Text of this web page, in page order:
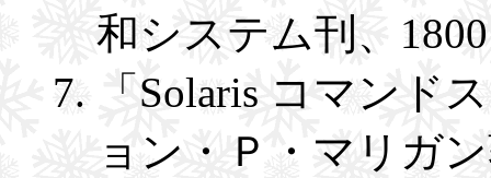
和システム刊、
「Solaris コマンド
ョン・Ｐ・マリガ